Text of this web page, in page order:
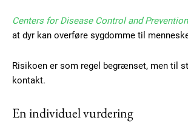
Centers for Disease Control and Prevention
at dyr kan overføre sygdomme til
Risikoen er som regel begrænset, men til
kontakt.
En individuel vurdering